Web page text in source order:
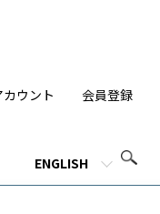
ENGLISH
ウント 会員登録